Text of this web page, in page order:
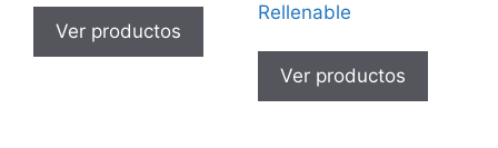
Ver productos
Rellenable
Ver productos